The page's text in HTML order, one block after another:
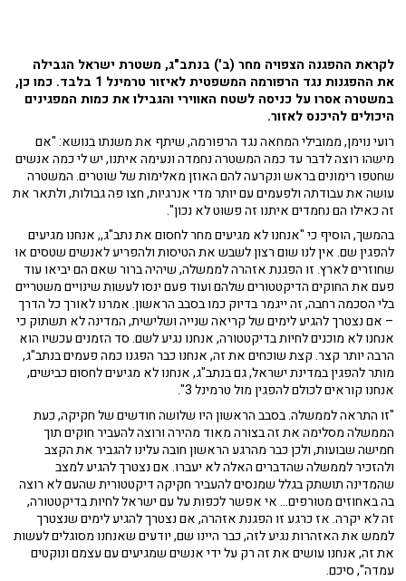
לקראת ההפגנה הצפויה מחר (ב') בנתב"ג, משטרת ישראל הגבילה
את ההפגנות נגד הרפורמה המשפטית לאיזור טרמינל 1 בלבד. כמו כן,
במשטרה אסרו על כניסה לשטח האווירי והגבילו את כמות המפגינים
היכולים להיכנס לאזור.
רועי נוימן, ממובילי המחאה נגד הרפורמה, שיתף את משנתו בנושא: "אם
מישהו רוצה לדבר עד כמה המשטרה נחמדה ונעימה איתנו, יש לי כמה אנשים
שחטפו רימונים בראש ונקרעה להם האוזן מאלימות של שוטרים. המשטרה
עושה את עבודתה ולפעמים עם יותר מדי אנרגיות, חצו פה גבולות, ולתאר את
זה כאילו הם נחמדים איתנו זה פשוט לא נכון".
בהמשך, הוסיף כי "אנחנו לא מגיעים מחר לחסום את נתב"ג,, אנחנו מגיעים
להפגין שם. אין לנו שום רצון לשבש את הטיסות ולהפריע לאנשים שטסים או
שחוזרים לארץ. זו הפגנת אזהרה לממשלה, שיהיה ברור שאם הם יביאו עוד
פעם את החוקים הדיקטטורים שלהם ועוד פעם ינסו לעשות שינויים משטריים
בלי הסכמה רחבה, זה ייגמר בדיוק כמו בסבב הראשון. אמרנו לאורך כל הדרך
– אם נצטרך להגיע לימים של קריאה שנייה ושלישית, המדינה לא תשתוק כי
אנחנו לא מוכנים לחיות בדיקטטורה, אנחנו נגיע לשם. סד הזמנים עכשיו הוא
הרבה יותר קצר. קצת שוכחים את זה, אנחנו כבר הפגנו כמה פעמים בנתב"ג,
מותר להפגין במדינת ישראל, גם בנתב"ג, אנחנו לא מגיעים לחסום כבישים,
אנחנו קוראים לכולם להפגין מול טרמינל 3".
"זו התראה לממשלה. בסבב הראשון היו שלושה חודשים של חקיקה, כעת
הממשלה מסלימה את זה בצורה מאוד מהירה ורוצה להעביר חוקים תוך
חמישה שבועות, ולכן כבר מהרגע הראשון חובה עלינו להגביר את הקצב
ולהזכיר לממשלה שהדברים האלה לא יעברו. אם נצטרך להגיע למצב
שהמדינה תושתק בגלל שמנסים להעביר חקיקה דיקטטורית שהעם לא רוצה
בה באחוזים מטורפים... אי אפשר לכפות על עם ישראל לחיות בדיקטטורה,
זה לא יקרה. אז כרגע זו הפגנת אזהרה, אם נצטרך להגיע לימים שנצטרך
לממש את האזהרות נגיע לזה, כבר היינו שם, יודעים שאנחנו מסוגלים לעשות
את זה, אנחנו עושים את זה רק על ידי אנשים שמגיעים עם עצמם ונוקטים
עמדה", סיכם.